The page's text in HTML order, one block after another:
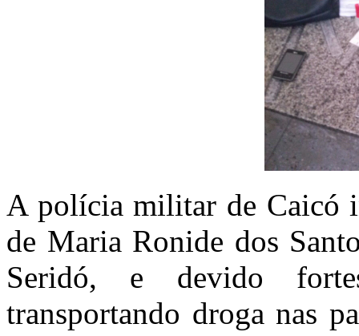
A polícia militar de Caicó
de Maria Ronide dos
Seridó, e devido
transportando droga nas